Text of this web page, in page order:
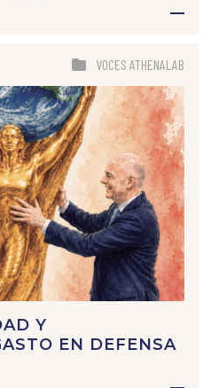
VOCES ATHENALAB
Y
EN DEFENSA